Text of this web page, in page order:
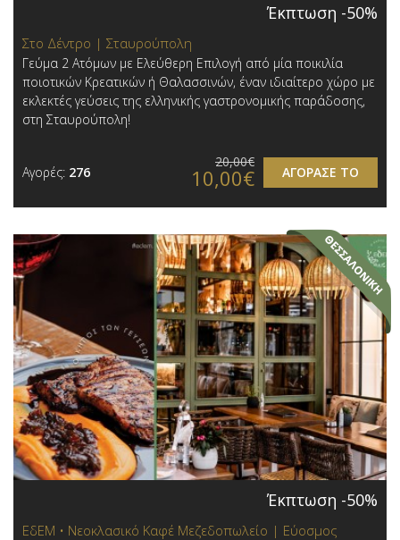
Έκπτωση -50%
Στο Δέντρο | Σταυρούπολη
Γεύμα 2 Ατόμων με Ελεύθερη Επιλογή από μία ποικιλία
ποιοτικών Κρεατικών ή Θαλασσινών, έναν ιδιαίτερο χώρο με
εκλεκτές γεύσεις της ελληνικής γαστρονομικής παράδοσης,
στη Σταυρούπολη!
Αγορές: 276 ΑΓΟΡΑΣΕ ΤΟ
20,00€
10,00€
Έκπτωση -50%
ΕδΕΜ • Νεοκλασικό Καφέ Μεζεδοπωλείο | Εύοσμος